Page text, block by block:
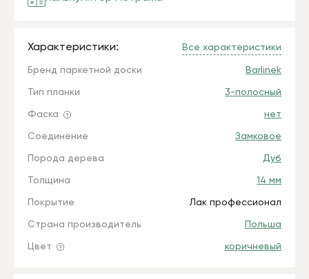
Характеристики: Все характеристики
Бренд паркетной доски Barlinek
Тип планки 3-полосный
Фаска нет
Соединение Замковое
Порода дерева Дуб
Толщина 14 мм
Покрытие Лак профессионал
Страна производитель Польша
Цвет коричневый